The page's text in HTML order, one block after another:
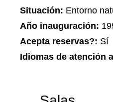
Situación: Entorno
Año inauguración:
Acepta reservas?: Sí
Idiomas de atención